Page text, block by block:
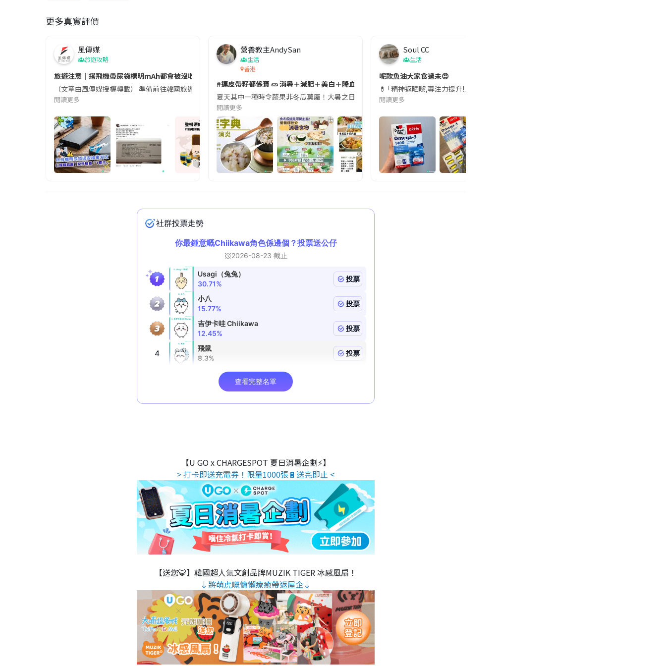
更多真實評價
風傳媒
旅遊攻略
旅遊注意｜搭飛機帶尿袋標明mAh都會被沒收😱出發前切記檢查「1標示」🚨
（文章由風傳媒授權轉載） 準備前往韓國旅遊的民眾，近期要特別留意隨身行李中的行動電源。一名旅客日前在機場安檢時，明明攜帶的行動電源機身已標示「10000mAh」，卻仍被要求當場
閱讀更多
營養教主AndySan
生活
香港
#連皮帶籽都係寶 🥒 消暑＋減肥＋美白＋降血脂
夏天其中一種時令蔬果非冬瓜莫屬！大暑之日，點都要飲碗冬瓜湯消暑解渴！除了解暑，冬瓜仲有好多鮮為人知嘅好處：減肥、消水腫、降血
閱讀更多
Soul CC
生活
呢款魚油大家食過未😍
💊 ｢精神返晒嚟,專注力提升!｣ 長時間對住電腦､剪片寫稿,成日覺得眼睛乾澀､腦袋好似｢斷
閱讀更多
【U GO x CHARGESPOT 夏日消暑企劃⚡】
> 打卡即送充電券！限量1000張🔋送完即止 <
【送您🐯】韓國超人氣文創品牌MUZIK TIGER 冰感風扇！
↓將萌虎嘅慵懶療癒帶返屋企↓